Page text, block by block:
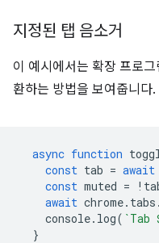
지정된 탭 음소거
이 예시에서는 확장 프로
환하는 방법을 보여줍니다.
async function
const tab = await
const muted = !
await chrome. tabs .
console. log( `Tab
}